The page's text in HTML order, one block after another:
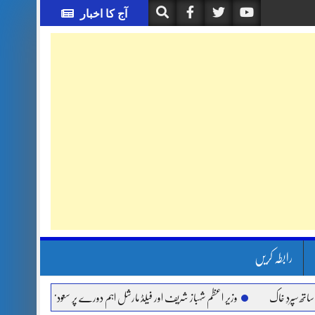
آج کا اخبار
رابطہ کریں
خاک وزیر اعظم شہباز شریف اور فیلڈ مارشل اہم دورے پر سعودی عرب روانہ